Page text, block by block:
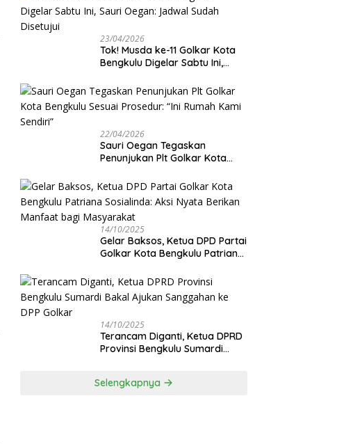
23/04/2026
‎Tok! Musda ke-11 Golkar Kota
Bengkulu Digelar Sabtu Ini,
Disetujui
22/04/2026
Sauri Oegan Tegaskan
Penunjukan Plt Golkar Kota
Rumah Kami Sendiri”
14/10/2025
‎Gelar Baksos, Ketua DPD Partai
Golkar Kota Bengkulu Patriana
Manfaat bagi Masyarakat
14/10/2025
Terancam Diganti, Ketua DPRD
Provinsi Bengkulu Sumardi
Selengkapnya